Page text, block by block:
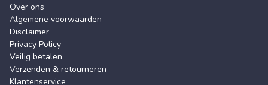
Over ons
Algemene voorwaarden
Disclaimer
Privacy Policy
Veilig betalen
Verzenden & retourneren
Klantenservice